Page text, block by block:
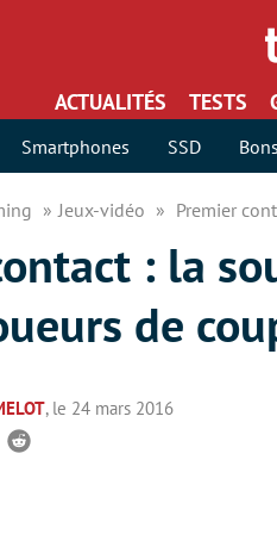
ACTUALITÉS TESTS
Smartphones SSD
Jeux-vidéo Premier
: la
de
, le 24 mars 2016
Reddit